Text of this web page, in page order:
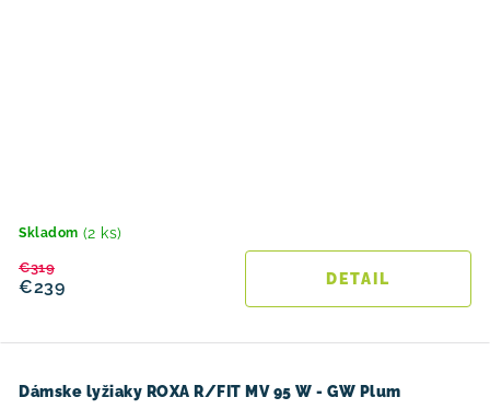
Skladom (2 ks)
€239
€319
DETAIL
Dámske lyžiaky ROXA R/FIT MV 95 W - GW Plum